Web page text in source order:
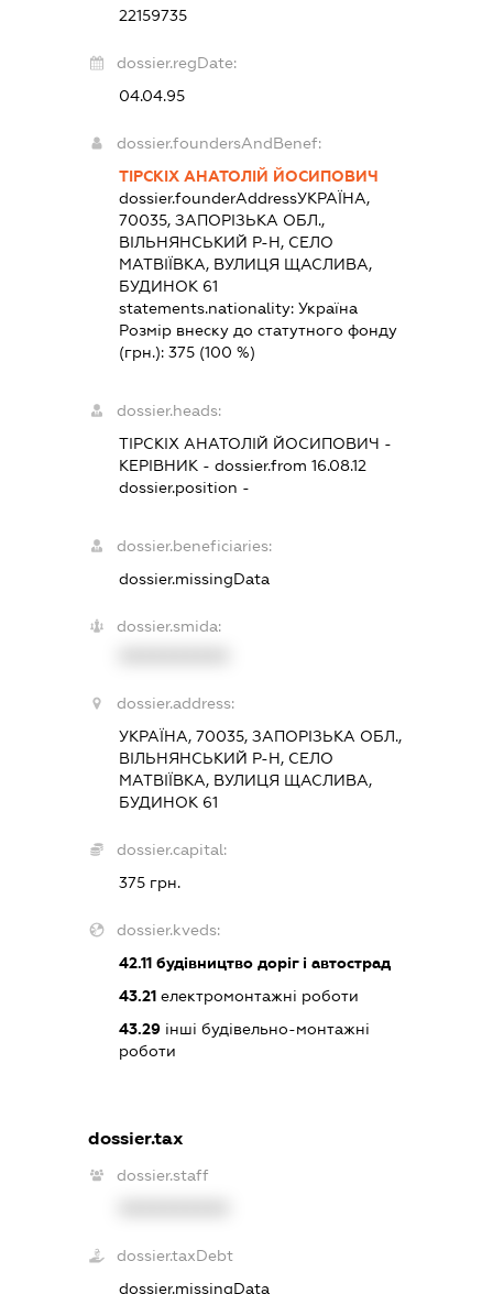
22159735
dossier.regDate:
04.04.95
dossier.foundersAndBenef:
ТІРСКІХ АНАТОЛІЙ ЙОСИПОВИЧ
dossier.founderAddressУКРАЇНА,
70035, ЗАПОРІЗЬКА ОБЛ.,
ВІЛЬНЯНСЬКИЙ Р-Н, СЕЛО
МАТВІЇВКА, ВУЛИЦЯ ЩАСЛИВА,
БУДИНОК 61
statements.nationality: Україна
Розмір внеску до статутного фонду
(грн.): 375(100 %)
dossier.heads:
ТІРСКІХ АНАТОЛІЙ ЙОСИПОВИЧ -
КЕРІВНИК - dossier.from 16.08.12
dossier.position -
dossier.beneficiaries:
dossier.missingData
dossier.smida:
dossier.address:
УКРАЇНА, 70035, ЗАПОРІЗЬКА ОБЛ.,
ВІЛЬНЯНСЬКИЙ Р-Н, СЕЛО
МАТВІЇВКА, ВУЛИЦЯ ЩАСЛИВА,
БУДИНОК 61
dossier.capital:
375 грн.
dossier.kveds:
42.11будівництво доріг і автострад
43.21електромонтажні роботи
43.29інші будівельно-монтажні
роботи
dossier.tax
dossier.staff
dossier.taxDebt
dossier.missingData